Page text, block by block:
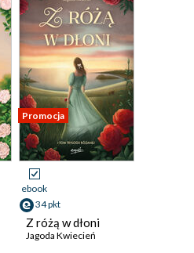
Promocja
ebook
34 pkt
Z różą w dłoni
Jagoda Kwiecień